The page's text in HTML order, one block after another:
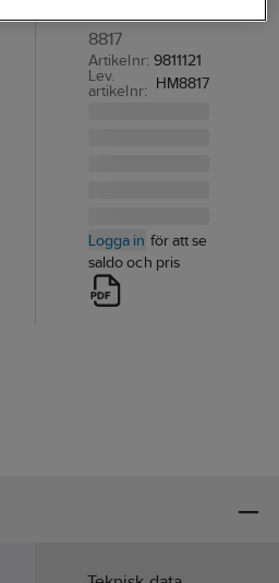
8817
Artikelnr: 9811121
Lev.
artikelnr:
HM8817
Logga in för att se
saldo och pris